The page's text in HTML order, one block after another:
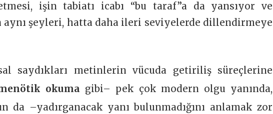
işin tabiatı icabı “bu taraf”a da yansıyor ve
şeyleri, hatta daha ileri seviyelerde dillendirmeye
saydıkları metinlerin vücuda getiriliş süreçlerine
okuma gibi– pek çok modern olgu yanında,
da –yadırganacak yanı bulunmadığını anlamak zor